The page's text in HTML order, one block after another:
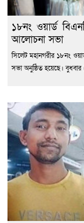
১৮নং ওয়ার্ড
আলোচনা সভা
সিলেট মহানগরীর ১৮নং
সভা অনুষ্ঠিত হয়েছে।